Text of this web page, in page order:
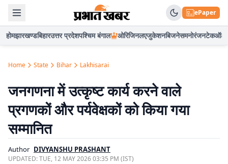
ePaper
होमझारखण्डबिहारउत्तर प्रदेशपश्चिम बंगाल ओरिजिनलएजुकेशनबिजनेसमनोरंजनटेकऑटो
Home State Bihar Lakhisarai
जनगणना में उत्कृष्ट कार्य करने वाले
प्रगणकों और पर्यवेक्षकों को किया गया
सम्मानित
Author DIVYANSHU PRASHANT
UPDATED:TUE, 12 MAY 2026 03:35 PM (IST)